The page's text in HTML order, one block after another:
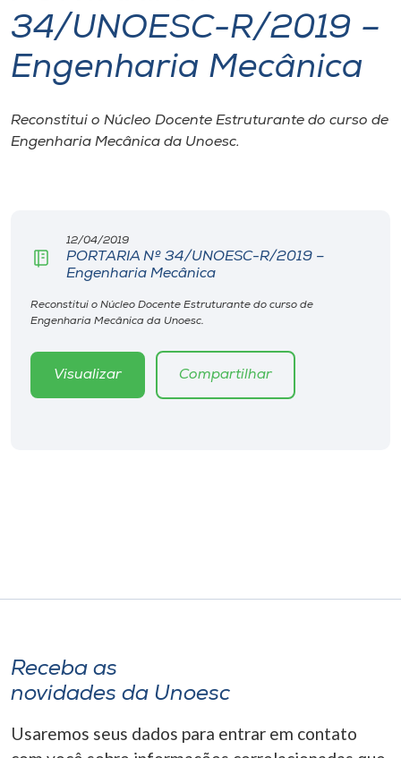
I.nova
Cultura
Biblioteca
Editora
Rádio
A+
34/UNOESC-R/2019 –
Engenharia Mecânica
Reconstitui o Núcleo Docente Estruturante do curso de
Engenharia Mecânica da Unoesc.
12/04/2019
PORTARIA Nº 34/UNOESC-R/2019 –
Engenharia Mecânica
Reconstitui o Núcleo Docente Estruturante do curso de
Engenharia Mecânica da Unoesc.
Visualizar Compartilhar
Receba as
novidades da Unoesc
Usaremos seus dados para entrar em contato